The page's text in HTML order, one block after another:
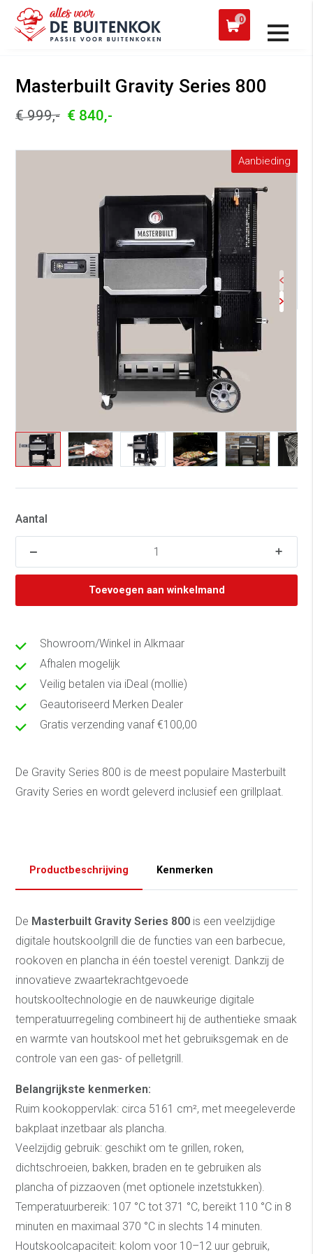
0
werkdag verzonden
Alle producten
Masterbuilt Gravity Series 800
€ 999,- € 840,-
Aanbieding
Aantal
Toevoegen aan winkelmand
Showroom/Winkel in Alkmaar
Afhalen mogelijk
Veilig betalen via iDeal (mollie)
Geautoriseerd Merken Dealer
Gratis verzending vanaf €100,00
De Gravity Series 800 is de meest populaire Masterbuilt
Gravity Series en wordt geleverd inclusief een grillplaat.
Productbeschrijving Kenmerken
De Masterbuilt Gravity Series 800 is een veelzijdige
digitale houtskoolgrill die de functies van een barbecue,
rookoven en plancha in één toestel verenigt. Dankzij de
innovatieve zwaartekrachtgevoede
houtskooltechnologie en de nauwkeurige digitale
temperatuurregeling combineert hij de authentieke smaak
en warmte van houtskool met het gebruiksgemak en de
controle van een gas- of pelletgrill.
Belangrijkste kenmerken:
Ruim kookoppervlak: circa 5161 cm², met meegeleverde
bakplaat inzetbaar als plancha.
Veelzijdig gebruik: geschikt om te grillen, roken,
dichtschroeien, bakken, braden en te gebruiken als
plancha of pizzaoven (met optionele inzetstukken).
Temperatuurbereik: 107 °C tot 371 °C, bereikt 110 °C in 8
minuten en maximaal 370 °C in slechts 14 minuten.
Houtskoolcapaciteit: kolom voor 10–12 uur gebruik,